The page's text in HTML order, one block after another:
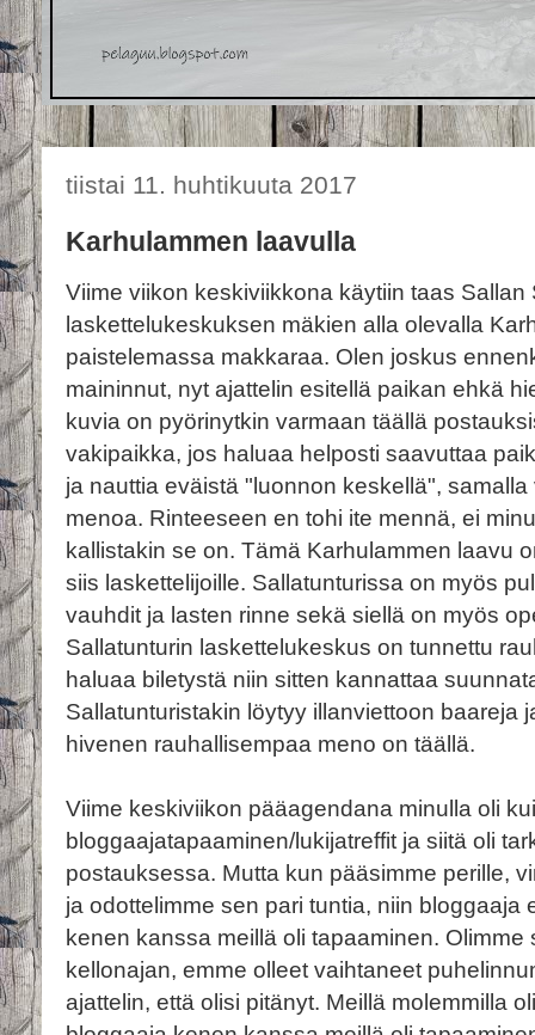
tiistai 11. huhtikuuta 2017
Karhulammen laavulla
Viime viikon keskiviikkona käytiin taas Sallan
laskettelukeskuksen mäkien alla olevalla
paistelemassa makkaraa. Olen joskus
maininnut, nyt ajattelin esitellä paikan ehkä
kuvia on pyörinytkin varmaan täällä
vakipaikka, jos haluaa helposti saavuttaa
ja nauttia eväistä "luonnon keskellä",
menoa. Rinteeseen en tohi ite mennä, ei
kallistakin se on. Tämä Karhulammen laavu
siis laskettelijoille. Sallatunturissa on myös
vauhdit ja lasten rinne sekä siellä on myös
Sallatunturin laskettelukeskus on tunnettu
haluaa biletystä niin sitten kannattaa
Sallatunturistakin löytyy illanviettoon baareja
hivenen rauhallisempaa meno on täällä.
Viime keskiviikon pääagendana minulla oli
bloggaajatapaaminen/lukijatreffit ja siitä oli
postauksessa. Mutta kun pääsimme perille,
ja odottelimme sen pari tuntia, niin
kenen kanssa meillä oli tapaaminen.
kellonajan, emme olleet vaihtaneet
ajattelin, että olisi pitänyt. Meillä molemmilla